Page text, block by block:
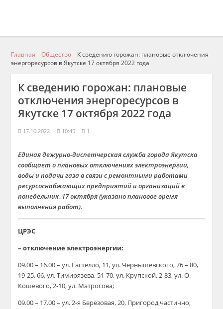
Главная Общество
К сведению горожан: плановые отключения
энергоресурсов в Якутске 17 октября 2022 года
К сведению горожан: плановые
отключения энергоресурсов в
Якутске 17 октября 2022 года
17.10.2022 10:45 1
Единая дежурно-диспетчерская служба города Якутска
сообщает о плановых отключениях электроэнергии,
воды и подачи газа в связи с ремонтными работами
ресурсоснабжающих предприятий и организаций в
понедельник, 17 октября (указано плановое время
выполнения работ).
ЦРЭС
– отключение электроэнергии:
09.00 – 16.00 – ул. Гастелло, 11, ул. Чернышевского, 76 – 80,
19-25, 66, ул. Тимирязева, 51-70, ул. Крупской, 2-83, ул. О.
Кошевого, 2-10, ул. Матросова;
09.00 – 17.00 – ул. 2-я Берёзовая, 20, Пригород частично;